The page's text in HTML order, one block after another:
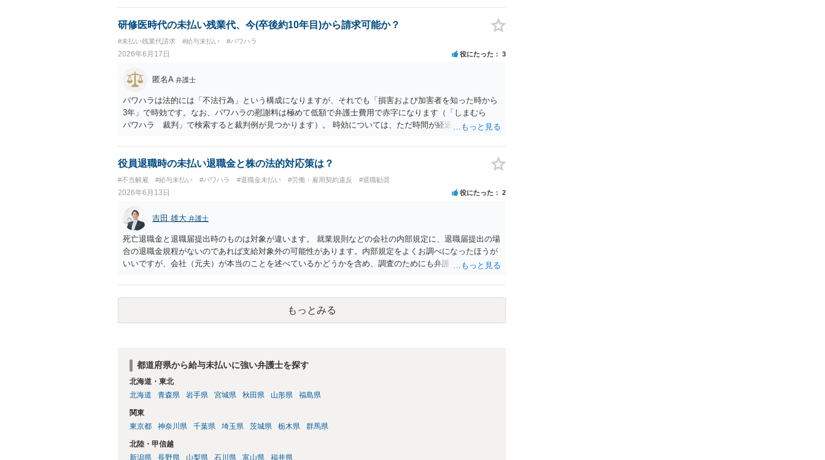
とを強くおすすめします。円満な話し合いのためには、 ・これまでの業務内容・負担を時系列で整理し事
実関係を共有すること ・「過去の貢献への最低限の謝意・一部清算」と「今後の関係・契約条件」の双方
について、複数の選択肢を用意して提案すること を意識されるとよいかと思います。 いずれにしても、
契約書がないまま継続してきた経緯や、お互いの認識・証拠関係によって結論が左右されるため、この回
答はあくまで一般論にとどまるものです。 具体的な見通しや請求可能額の目安については、実際のメー
研修医時代の未払い残業代、今(卒後約10年目)から請求可能か？
#未払い残業代請求 #給与未払い #パワハラ
2026年6月17日 役にたった 3
匿名A 弁護士
パワハラは法的には「不法行為」という構成になりますが、それでも「損害および加害者を知った時から
3年」で時効です。なお、パワハラの慰謝料は極めて低額で弁護士費用で赤字になります（「しまむら
パワハラ 裁判」で検索すると裁判例が見つかります）。 時効については、ただ時間が経過するだけでは
一定の場合、信義則に反し許されないとされる場合があります（つまり時効の首長ができないので権利が
認められる）。 ただ非常に例外的なケースなので、あなたの事案で時効の援用が信義則違反といえるかは
時の事情を文書化して直接弁護士に面談相談されることをお勧めします。
役員退職時の未払い退職金と株の法的対応策は？
#不当解雇 #給与未払い #パワハラ #退職金未払い #労働・雇用契約違反 #退職勧奨
2026年6月13日 役にたった 2
吉田 雄大 弁護士
死亡退職金と退職届提出時のものは対象が違います。 就業規則などの会社の内部規定に、退職届提出の場
合の退職金規程がないのであれば支給対象外の可能性があります。内部規定をよくお調べになったほうが
いいですが、会社（元夫）が本当のことを述べているかどうかを含め、調査のためにも弁護士にご依頼な
もっとみる
都道府県から給与未払いに強い弁護士を探す
北海道・東北
北海道
青森県 岩手県 宮城県 秋田県 山形県 福島県
関東
東京都
神奈川県 千葉県 埼玉県 茨城県 栃木県 群馬県
北陸・甲信越
新潟県
長野県 山梨県 石川県 富山県 福井県